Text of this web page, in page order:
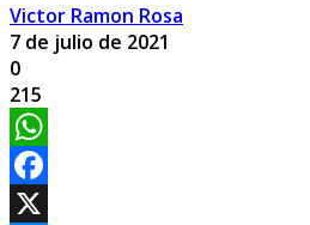
Victor Ramon Rosa
7 de julio de 2021
0
215
WhatsApp
Facebook